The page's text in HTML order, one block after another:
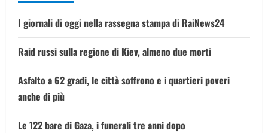
I giornali di oggi nella rassegna stampa di RaiNews24
Raid russi sulla regione di Kiev, almeno due morti
Asfalto a 62 gradi, le città soffrono e i quartieri poveri
anche di più
Le 122 bare di Gaza, i funerali tre anni dopo